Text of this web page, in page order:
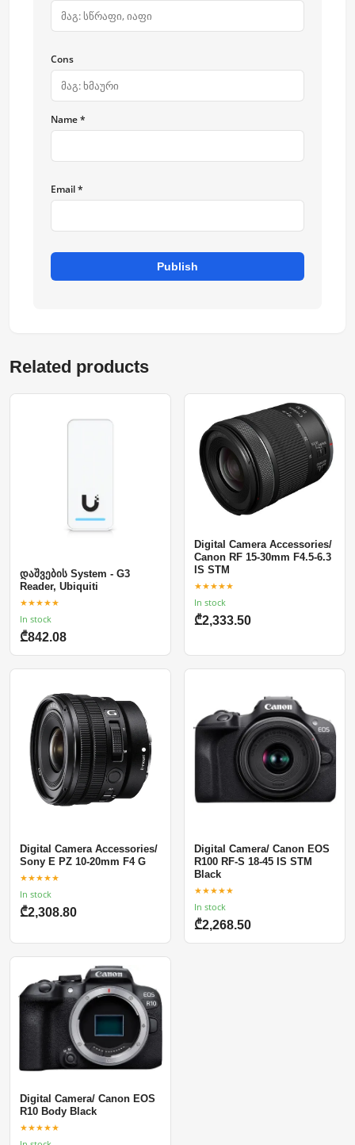
Cons
Name *
Email *
Publish
Related products
დაშვების System - G3
Reader, Ubiquiti
★★★★★
In stock
₾842.08
Digital Camera Accessories/
Canon RF 15-30mm F4.5-6.3
IS STM
★★★★★
In stock
₾2,333.50
Digital Camera Accessories/
Sony E PZ 10-20mm F4 G
★★★★★
In stock
₾2,308.80
Digital Camera/ Canon EOS
R100 RF-S 18-45 IS STM
Black
★★★★★
In stock
₾2,268.50
Digital Camera/ Canon EOS
R10 Body Black
★★★★★